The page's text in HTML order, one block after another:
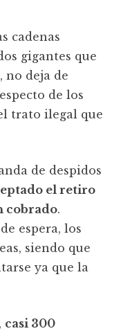
cadenas
gigantes que
no deja de
de los
trato ilegal que
de despidos
el retiro
cobrado.
espera, los
siendo que
ya que la
casi 300